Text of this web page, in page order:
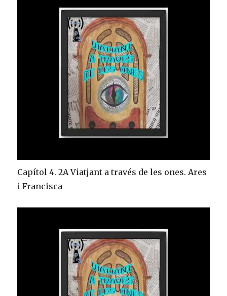
Capítol 4. 2A Viatjant a través de les ones. Ares
i Francisca